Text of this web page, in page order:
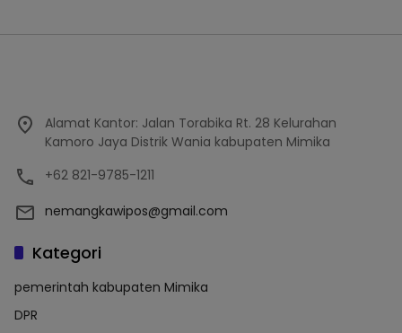
Alamat Kantor: Jalan Torabika Rt. 28 Kelurahan
Kamoro Jaya Distrik Wania kabupaten Mimika
+62 821-9785-1211
nemangkawipos@gmail.com
Kategori
pemerintah kabupaten Mimika
DPR